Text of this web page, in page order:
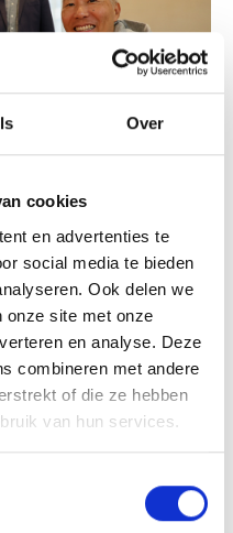
Over
cookies
en advertenties te
social media te bieden
Ook delen we
onze site met onze
en analyse. Deze
combineren met andere
of die ze hebben
van hun services.
vandaag
ondertekend om
een extra
kunnen